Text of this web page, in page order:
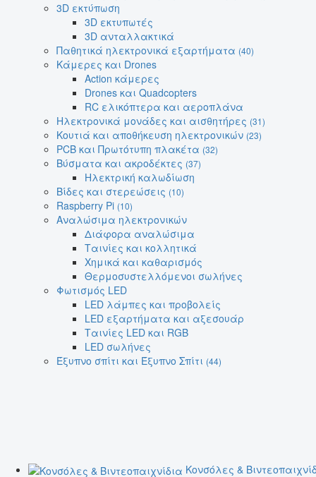
3D εκτύπωση
3D εκτυπωτές
3D ανταλλακτικά
Παθητικά ηλεκτρονικά εξαρτήματα (40)
Κάμερες και Drones
Action κάμερες
Drones και Quadcopters
RC ελικόπτερα και αεροπλάνα
Ηλεκτρονικά μονάδες και αισθητήρες (31)
Κουτιά και αποθήκευση ηλεκτρονικών (23)
PCB και Πρωτότυπη πλακέτα (32)
Βύσματα και ακροδέκτες (37)
Ηλεκτρική καλωδίωση
Βίδες και στερεώσεις (10)
Raspberry Pi (10)
Αναλώσιμα ηλεκτρονικών
Διάφορα αναλώσιμα
Ταινίες και κολλητικά
Χημικά και καθαρισμός
Θερμοσυστελλόμενοι σωλήνες
Φωτισμός LED
LED λάμπες και προβολείς
LED εξαρτήματα και αξεσουάρ
Ταινίες LED και RGB
LED σωλήνες
Έξυπνο σπίτι και Έξυπνο Σπίτι (44)
Κονσόλες &